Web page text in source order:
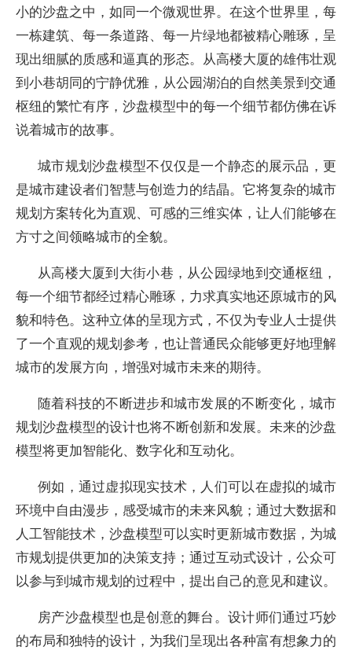
小的沙盘之中，如同一个微观世界。在这个世界里，每
一栋建筑、每一条道路、每一片绿地都被精心雕琢，呈
现出细腻的质感和逼真的形态。从高楼大厦的雄伟壮观
到小巷胡同的宁静优雅，从公园湖泊的自然美景到交通
枢纽的繁忙有序，沙盘模型中的每一个细节都仿佛在诉
说着城市的故事。
城市规划沙盘模型不仅仅是一个静态的展示品，更
是城市建设者们智慧与创造力的结晶。它将复杂的城市
规划方案转化为直观、可感的三维实体，让人们能够在
方寸之间领略城市的全貌。
从高楼大厦到大街小巷，从公园绿地到交通枢纽，
每一个细节都经过精心雕琢，力求真实地还原城市的风
貌和特色。这种立体的呈现方式，不仅为专业人士提供
了一个直观的规划参考，也让普通民众能够更好地理解
城市的发展方向，增强对城市未来的期待。
随着科技的不断进步和城市发展的不断变化，城市
规划沙盘模型的设计也将不断创新和发展。未来的沙盘
模型将更加智能化、数字化和互动化。
例如，通过虚拟现实技术，人们可以在虚拟的城市
环境中自由漫步，感受城市的未来风貌；通过大数据和
人工智能技术，沙盘模型可以实时更新城市数据，为城
市规划提供更加的决策支持；通过互动式设计，公众可
以参与到城市规划的过程中，提出自己的意见和建议。
房产沙盘模型也是创意的舞台。设计师们通过巧妙
的布局和独特的设计，为我们呈现出各种富有想象力的